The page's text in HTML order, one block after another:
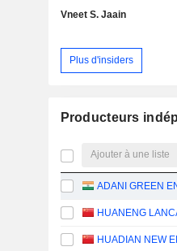
Vneet S. Jaain
Plus d'insiders
Producteurs
Ajouter à une liste